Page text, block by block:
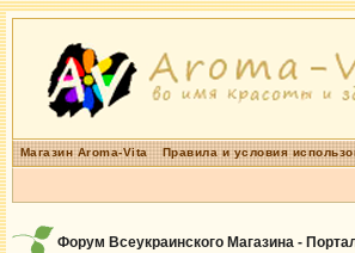
Магазин Aroma-Vita Правила и условия
Форум Всеукраинского Магазина -